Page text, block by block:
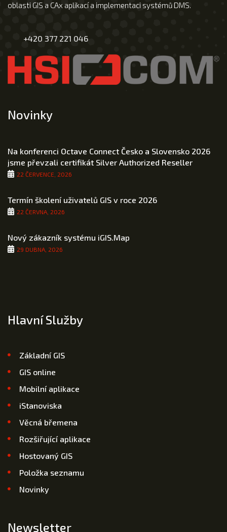
oblasti GIS a CAx aplikací a implementaci systémů DMS.
+420 377 221 046
Novinky
Na konferenci Octave Connect Česko a Slovensko 2026
jsme převzali certifikát Silver Authorized Reseller
22 ČERVENCE, 2026
Termín školení uživatelů GIS v roce 2026
22 ČERVNA, 2026
Nový zákazník systému iGIS.Map
29 DUBNA, 2026
Hlavní Služby
Základní GIS
GIS online
Mobilní aplikace
iStanoviska
Věcná břemena
Rozšiřující aplikace
Hostovaný GIS
Položka seznamu
Novinky
Newsletter